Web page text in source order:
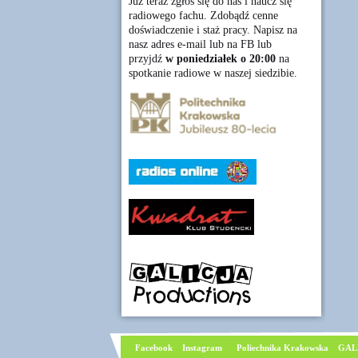
radiowego fachu. Zdobądź cenne
doświadczenie i staż pracy. Napisz na
nasz adres e-mail lub na FB lub
przyjdź w poniedziałek o 20:00na
spotkanie radiowe w naszej siedzibie.
Facebook Instagram Poliechnika Krakowska